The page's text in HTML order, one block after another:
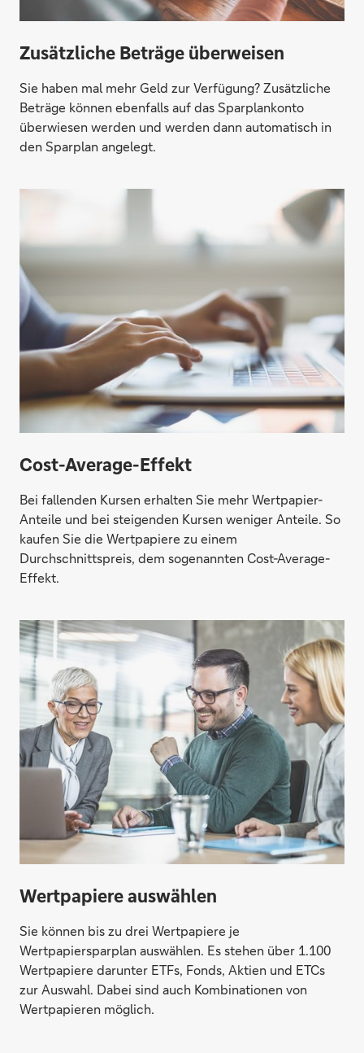
Zusätzliche Beträge überweisen
Sie haben mal mehr Geld zur Verfügung? Zusätzliche
Beträge können ebenfalls auf das Sparplankonto
überwiesen werden und werden dann automatisch in
den Sparplan angelegt.
Cost-Average-Effekt
Bei fallenden Kursen erhalten Sie mehr Wertpapier-
Anteile und bei steigenden Kursen weniger Anteile. So
kaufen Sie die Wertpapiere zu einem
Durchschnittspreis, dem sogenannten Cost-Average-
Effekt.
Wertpapiere auswählen
Sie können bis zu drei Wertpapiere je
Wertpapiersparplan auswählen. Es stehen über 1.100
Wertpapiere darunter ETFs, Fonds, Aktien und ETCs
zur Auswahl. Dabei sind auch Kombinationen von
Wertpapieren möglich.